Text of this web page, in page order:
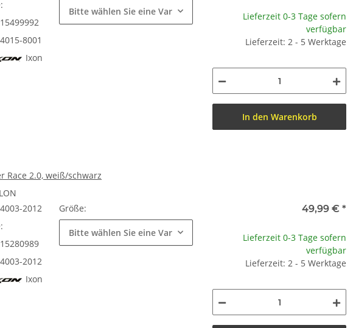
8001
Ixon
Bitte wählen Sie eine Variation.
Lieferzeit 0-3 Tage sofern
verfügbar
Lieferzeit: 2 - 5 Werktage
In den Warenkorb
Race 2.0, weiß/schwarz
2012
2012
Ixon
Größe:
Bitte wählen Sie eine Variation.
49,99 € *
Lieferzeit 0-3 Tage sofern
verfügbar
Lieferzeit: 2 - 5 Werktage